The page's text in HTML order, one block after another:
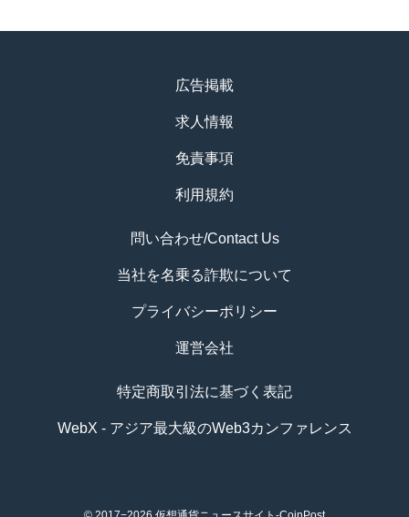
広告掲載
求人情報
免責事項
利用規約
問い合わせ/Contact Us
当社を名乗る詐欺について
プライバシーポリシー
運営会社
特定商取引法に基づく表記
WebX - アジア最大級のWeb3カンファレンス